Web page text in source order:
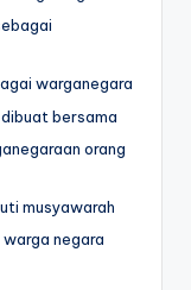
warganegara
bersama
orang
musyawarah
negara